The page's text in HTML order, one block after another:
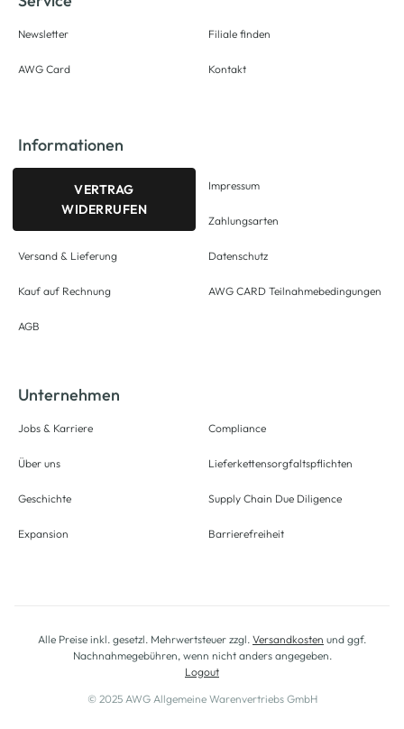
Newsletter
AWG Card
Filiale finden
Kontakt
Informationen
VERTRAG
WIDERRUFEN
Versand & Lieferung
Kauf auf Rechnung
AGB
Impressum
Zahlungsarten
Datenschutz
AWG CARD Teilnahmebedingungen
Unternehmen
Jobs & Karriere
Über uns
Geschichte
Expansion
Compliance
Lieferkettensorgfaltspflichten
Supply Chain Due Diligence
Barrierefreiheit
Alle Preise inkl. gesetzl. Mehrwertsteuer zzgl. Versandkosten und ggf.
Nachnahmegebühren, wenn nicht anders angegeben.
Logout
© 2025 AWG Allgemeine Warenvertriebs GmbH